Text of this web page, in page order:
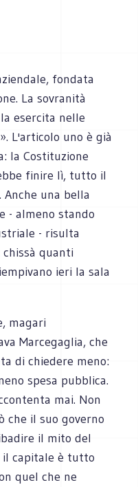
fondata
La sovranità
esercita nelle
L'articolo uno è già
la Costituzione
finire lì, tutto il
Anche una bella
- almeno stando
- risulta
quanti
ieri la sala
magari
Marcegaglia, che
di chiedere meno:
spesa pubblica.
mai. Non
che il suo governo
il mito del
il capitale è tutto
quel che ne